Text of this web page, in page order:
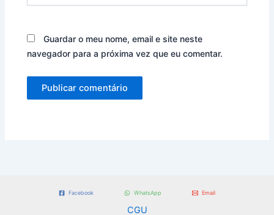
Guardar o meu nome, email e site neste
navegador para a próxima vez que eu comentar.
Facebook WhatsApp Email
CGU